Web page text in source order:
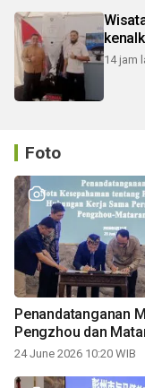
14 jam
Foto
Penandatanganan
Pengzhou dan
24 June 2026 10:20 WIB